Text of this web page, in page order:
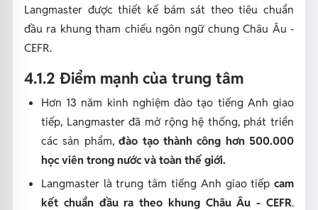
Langmaster được thiết kế bám sát theo tiêu chuẩn
đầu ra khung tham chiếu ngôn ngữ chung Châu Âu -
CEFR.
4.1.2 Điểm mạnh của trung tâm
Hơn 13 năm kinh nghiệm đào tạo tiếng Anh giao
tiếp, Langmaster đã mở rộng hệ thống, phát triển
các sản phẩm,đào tạo thành công hơn 500.000
học viên trong nước và toàn thế giới.
Langmaster là trung tâm tiếng Anh giao tiếpcam
kết chuẩn đầu ra theo khung Châu Âu - CEFR.